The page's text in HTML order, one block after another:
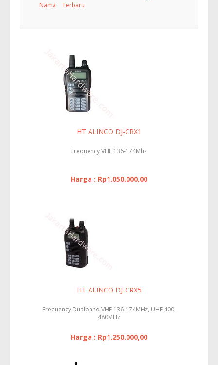
Nama
Terbaru
HT ALINCO DJ-CRX1
Frequency VHF 136-174Mhz
Harga : Rp1.050.000,00
HT ALINCO DJ-CRX5
Frequency Dualband VHF 136-174MHz, UHF 400-
480MHz
Harga : Rp1.250.000,00